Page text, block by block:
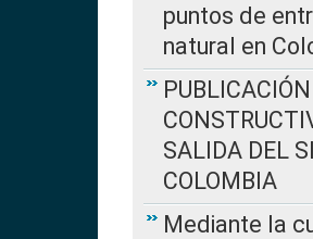
puntos de
natural en
SALIDA DEL
COLOMBIA
Mediante la